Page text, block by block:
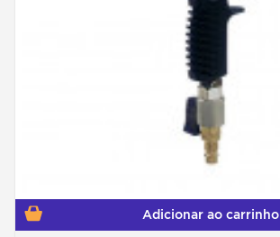
Adicionar ao carrinho